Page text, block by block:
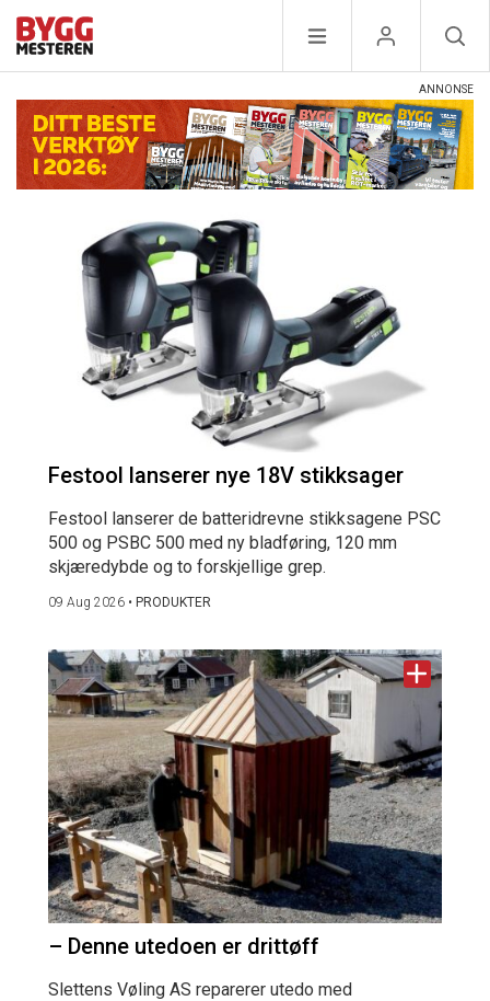
Festool lanserer nye 18V stikksager
Festool lanserer de batteridrevne stikksagene PSC
500 og PSBC 500 med ny bladføring, 120 mm
skjæredybde og to forskjellige grep.
09 Aug 2026 • PRODUKTER
– Denne utedoen er drittøff
Slettens Vøling AS reparerer utedo med